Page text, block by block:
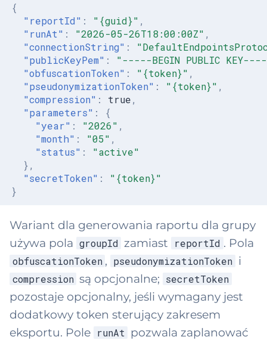
{
"reportId" : "{guid}" ,
"runAt" : "2026-05-26T18:00:00Z" ,
"connectionString" :
"publicKeyPem" :
"-----BEGIN PUBLIC
"obfuscationToken" : "{token}" ,
"pseudonymizationToken" : "{token}" ,
"compression" : true,
"parameters" :
{
"year" : "2026" ,
"month" : "05" ,
"status" :
"active"
},
"secretToken" :
"{token}"
}
Wariant dla generowania raportu dla grupy
używa pola groupId zamiast reportId . Pola
obfuscationToken , pseudonymizationToken i
compression są opcjonalne; secretToken
pozostaje opcjonalny, jeśli wymagany jest
dodatkowy token sterujący zakresem
eksportu. Pole runAt
pozwala zaplanować